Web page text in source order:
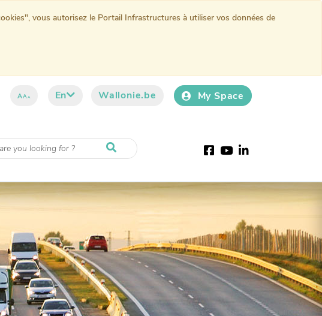
AAA En Wallonie.be My Space
Facebook
YoutubeLinkedIn
vous autorisez le Portail Infrastructures à utiliser vos données de